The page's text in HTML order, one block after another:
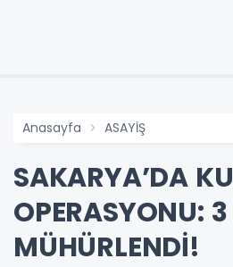
Anasayfa ASAYİŞ
SAKARYA’DA
OPERASYONU: 3
MÜHÜRLENDİ!